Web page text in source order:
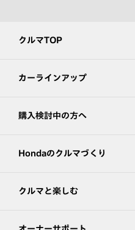
クルマTOP
カーラインアップ
購入検討中の方へ
Hondaのクルマづくり
クルマと楽しむ